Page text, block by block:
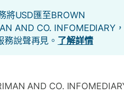
將USD匯至BROWN
AND CO. INFOMEDIARY，
說聲再見。 了解詳情
AND CO.